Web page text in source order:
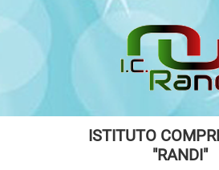
Vai al menù principale
Vai al menù secondario
ISTITUTO
"RANDI"